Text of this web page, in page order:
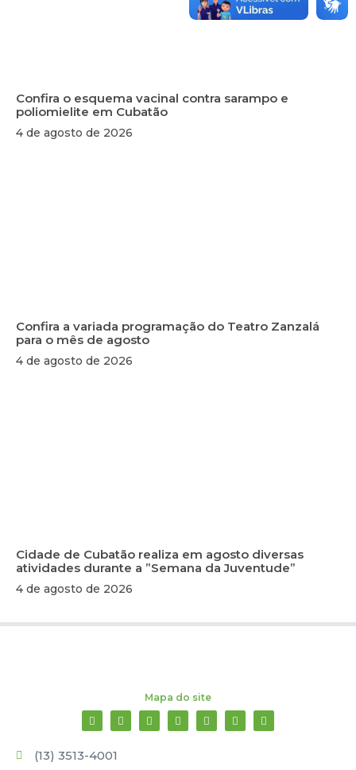
Confira o esquema vacinal contra sarampo e
poliomielite em Cubatão
4 de agosto de 2026
Confira a variada programação do Teatro Zanzalá
para o mês de agosto
4 de agosto de 2026
Cidade de Cubatão realiza em agosto diversas
atividades durante a ”Semana da Juventude”
4 de agosto de 2026
Mapa do site
(13) 3513-4001